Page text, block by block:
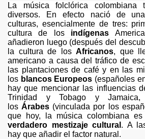
La música folclórica colombiana
diversos. En efecto nació de
culturas, esencialmente de tres:
cultura de los indígenas
añadieron luego (después del
la cultura de los Africanos, que
americano a causa del tráfico de
las plantaciones de café y en las
los blancos Europeos (españoles
hay que mencionar las influencias
Trinidad y Tobago y
losÁrabes (vinculada por los
que hoy, la música colombiana
verdadero mestizaje cultural . A
hay que añadir el factor natural.